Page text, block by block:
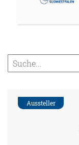
Aussteller